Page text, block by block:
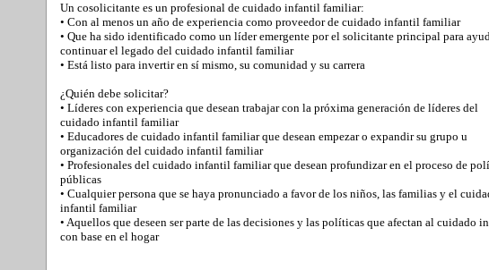
Un cosolicitante es un profesional de cuidado infantil familiar:
• Con al menos un año de experiencia como proveedor de cuidado infantil familiar
• Que ha sido identificado como un líder emergente por el solicitante principal para
continuar el legado del cuidado infantil familiar
• Está listo para invertir en sí mismo, su comunidad y su carrera
¿Quién debe solicitar?
• Líderes con experiencia que desean trabajar con la próxima generación de líderes del
cuidado infantil familiar
• Educadores de cuidado infantil familiar que desean empezar o expandir su grupo u
organización del cuidado infantil familiar
• Profesionales del cuidado infantil familiar que desean profundizar en el proceso de
públicas
• Cualquier persona que se haya pronunciado a favor de los niños, las familias y el
infantil familiar
• Aquellos que deseen ser parte de las decisiones y las políticas que afectan al cuidado
con base en el hogar